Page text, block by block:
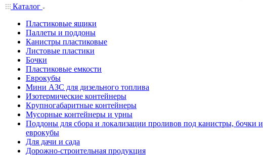
Каталог
Пластиковые ящики
Паллеты и поддоны
Канистры пластиковые
Листовые пластики
Бочки
Пластиковые емкости
Еврокубы
Мини АЗС для дизельного топлива
Изотермические контейнеры
Крупногабаритные контейнеры
Мусорные контейнеры и урны
Поддоны для сбора и локализации проливов под канистры, бочки и
еврокубы
Для дачи и сада
Дорожно-строительная продукция